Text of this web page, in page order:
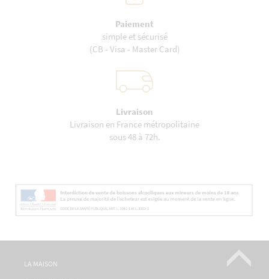
Paiement
simple et sécurisé
(CB - Visa - Master Card)
Livraison
Livraison en France métropolitaine
sous 48 à 72h.
LA MAISON